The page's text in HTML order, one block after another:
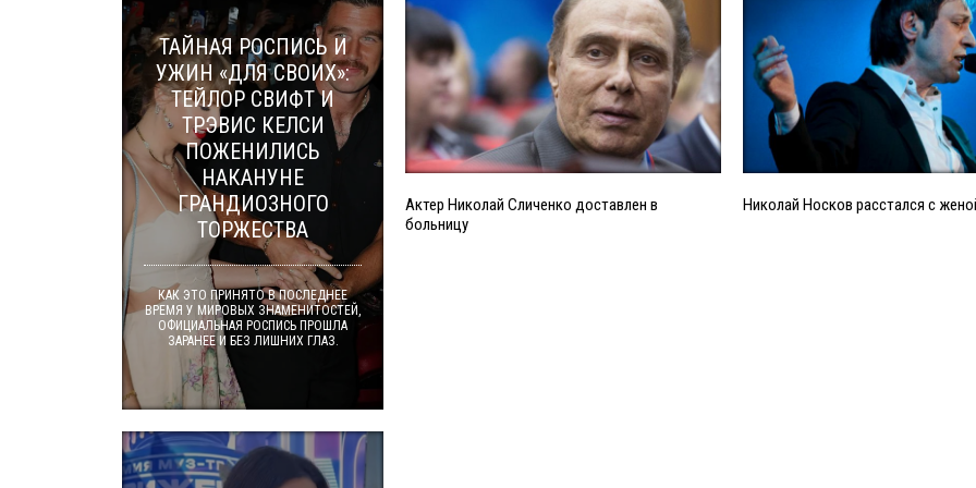
Актер Николай Сличенко доставлен в
больницу
Николай Носков расстался с
ТАЙНАЯ РОСПИСЬ И
УЖИН «ДЛЯ СВОИХ»:
ТЕЙЛОР СВИФТ И
ТРЭВИС КЕЛСИ
ПОЖЕНИЛИСЬ
НАКАНУНЕ
ГРАНДИОЗНОГО
ТОРЖЕСТВА
КАК ЭТО ПРИНЯТО В ПОСЛЕДНЕЕ
ВРЕМЯ У МИРОВЫХ ЗНАМЕНИТОСТЕЙ,
ОФИЦИАЛЬНАЯ РОСПИСЬ ПРОШЛА
ЗАРАНЕЕ И БЕЗ ЛИШНИХ ГЛАЗ.